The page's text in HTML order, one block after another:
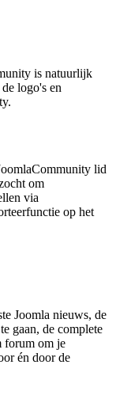
is natuurlijk
logo's en
lid
om
via
op het
Joomla nieuws, de
gaan, de complete
forum om je
én door de